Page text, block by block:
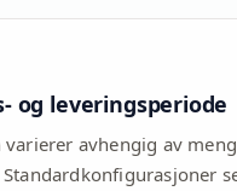
og leveringsperiode
avhengig av